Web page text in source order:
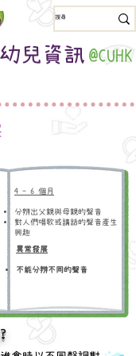
兒資訊 @CUHK
4 - 6 個月
分辨出父親與母親的聲音
​對人們唱歌或講話的聲音產生
興趣
異常發展
​不能分辨不同的聲音